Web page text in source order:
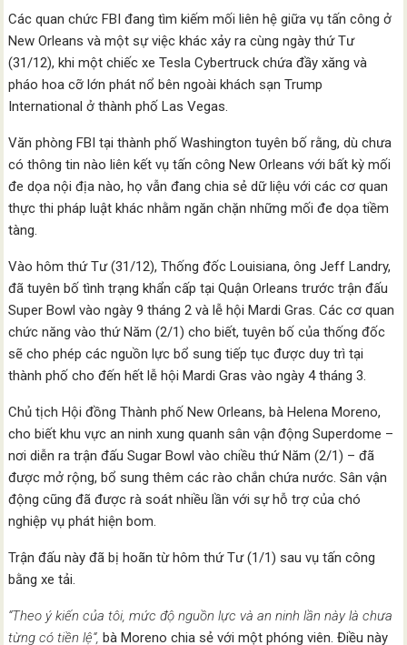
Các quan chức FBI đang tìm kiếm mối liên hệ giữa vụ tấn công ở
New Orleans và một sự việc khác xảy ra cùng ngày thứ Tư
(31/12), khi một chiếc xe Tesla Cybertruck chứa đầy xăng và
pháo hoa cỡ lớn phát nổ bên ngoài khách sạn Trump
International ở thành phố Las Vegas.
Văn phòng FBI tại thành phố Washington tuyên bố rằng, dù chưa
có thông tin nào liên kết vụ tấn công New Orleans với bất kỳ mối
đe dọa nội địa nào, họ vẫn đang chia sẻ dữ liệu với các cơ quan
thực thi pháp luật khác nhằm ngăn chặn những mối đe dọa tiềm
tàng.
Vào hôm thứ Tư (31/12), Thống đốc Louisiana, ông Jeff Landry,
đã tuyên bố tình trạng khẩn cấp tại Quận Orleans trước trận đấu
Super Bowl vào ngày 9 tháng 2 và lễ hội Mardi Gras. Các cơ quan
chức năng vào thứ Năm (2/1) cho biết, tuyên bố của thống đốc
sẽ cho phép các nguồn lực bổ sung tiếp tục được duy trì tại
thành phố cho đến hết lễ hội Mardi Gras vào ngày 4 tháng 3.
Chủ tịch Hội đồng Thành phố New Orleans, bà Helena Moreno,
cho biết khu vực an ninh xung quanh sân vận động Superdome –
nơi diễn ra trận đấu Sugar Bowl vào chiều thứ Năm (2/1) – đã
được mở rộng, bổ sung thêm các rào chắn chứa nước. Sân vận
động cũng đã được rà soát nhiều lần với sự hỗ trợ của chó
nghiệp vụ phát hiện bom.
Trận đấu này đã bị hoãn từ hôm thứ Tư (1/1) sau vụ tấn công
bằng xe tải.
“Theo ý kiến của tôi, mức độ nguồn lực và an ninh lần này là chưa
từng có tiền lệ“, bà Moreno chia sẻ với một phóng viên. Điều này